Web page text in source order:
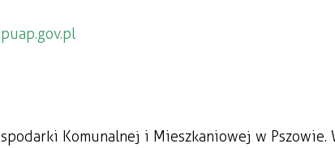
Komunalnej i Mieszkaniowej w Pszowie.